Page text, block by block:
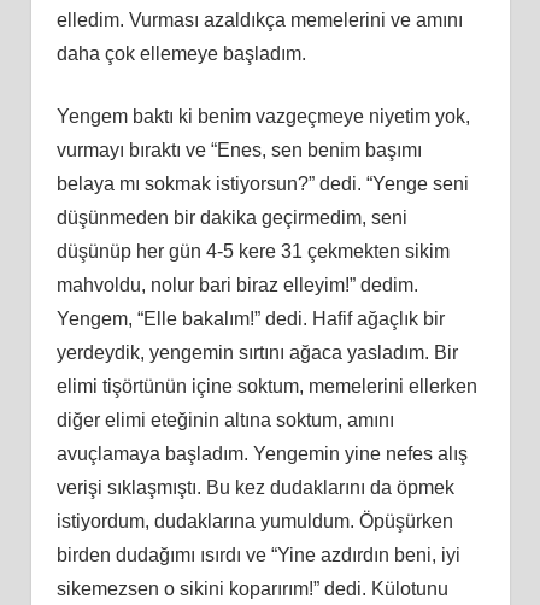
elledim. Vurması azaldıkça memelerini ve amını
daha çok ellemeye başladım.
Yengem baktı ki benim vazgeçmeye niyetim yok,
vurmayı bıraktı ve “Enes, sen benim başımı
belaya mı sokmak istiyorsun?” dedi. “Yenge seni
düşünmeden bir dakika geçirmedim, seni
düşünüp her gün 4-5 kere 31 çekmekten sikim
mahvoldu, nolur bari biraz elleyim!” dedim.
Yengem, “Elle bakalım!” dedi. Hafif ağaçlık bir
yerdeydik, yengemin sırtını ağaca yasladım. Bir
elimi tişörtünün içine soktum, memelerini ellerken
diğer elimi eteğinin altına soktum, amını
avuçlamaya başladım. Yengemin yine nefes alış
verişi sıklaşmıştı. Bu kez dudaklarını da öpmek
istiyordum, dudaklarına yumuldum. Öpüşürken
birden dudağımı ısırdı ve “Yine azdırdın beni, iyi
sikemezsen o sikini koparırım!” dedi. Külotunu